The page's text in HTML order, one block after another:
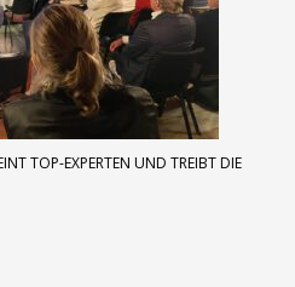
TOP-EXPERTEN UND TREIBT DIE